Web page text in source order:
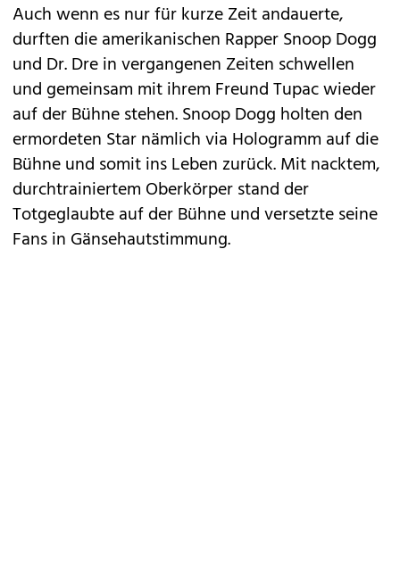
Auch wenn es nur für kurze Zeit andauerte,
durften die amerikanischen RapperSnoop Dogg
und Dr. Dre in vergangenen Zeiten schwellen
und gemeinsam mit ihrem Freund Tupac wieder
auf der Bühne stehen. Snoop Dogg holten den
ermordeten Star nämlich via Hologramm auf die
Bühne und somit ins Leben zurück. Mit nacktem,
durchtrainiertem Oberkörper stand der
Totgeglaubte auf der Bühne und versetzte seine
Fans in Gänsehautstimmung.